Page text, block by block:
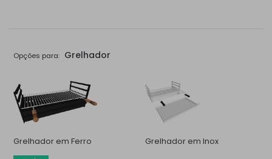
Opções para: Grelhador
Grelhador em Ferro Grelhador em Inox